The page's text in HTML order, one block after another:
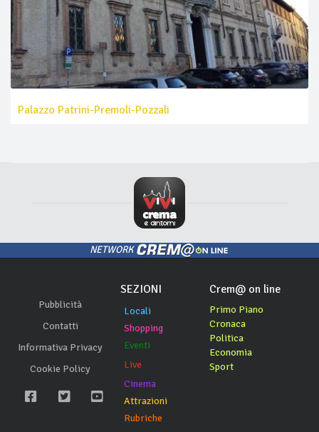
Palazzo Patrini-Premoli-Pozzali
NETWORK
Pubblicità
Contatti
Informativa Privacy
Cookie Policy
SEZIONI
Locali
Shopping
Eventi
Live
Cinema
Attrazioni
Rubriche
Crem@ on line
Primo Piano
Cronaca
Politica
Economia
Sport